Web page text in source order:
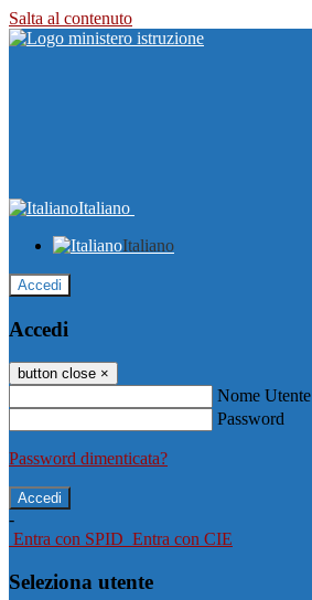
Salta al contenuto
Italiano
Italiano
Accedi
Accedi
button close ×
Nome Utente
Password
Password dimenticata?
-
Entra con SPID Entra con CIE
Seleziona utente